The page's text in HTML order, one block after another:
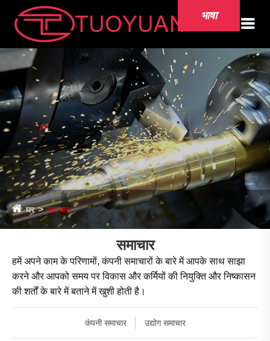
भाषा
घर समाचार
समाचार
हमें अपने काम के परिणामों, कंपनी समाचारों के बारे में आपके साथ साझा
करने और आपको समय पर विकास और कर्मियों की नियुक्ति और निष्कासन
की शर्तों के बारे में बताने में खुशी होती है।
कंपनी समाचार उद्योग समाचार